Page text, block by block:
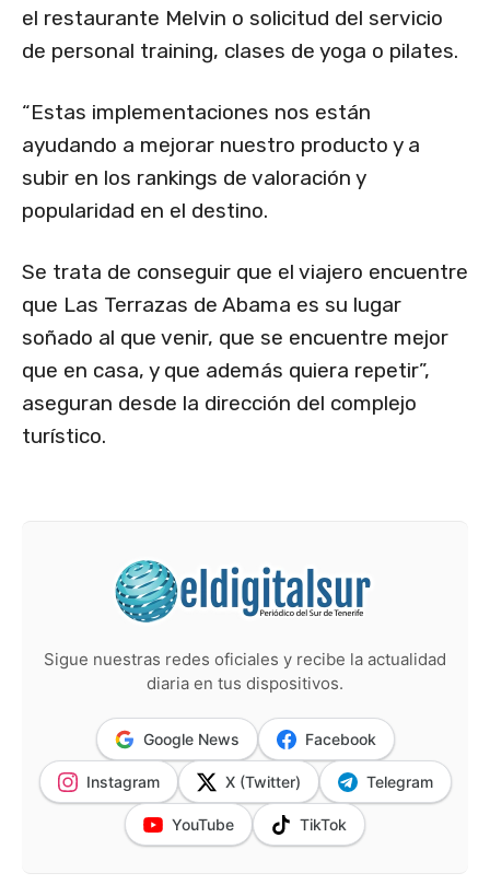
el restaurante Melvin o solicitud del servicio
de personal training, clases de yoga o pilates.
“Estas implementaciones nos están
ayudando a mejorar nuestro producto y a
subir en los rankings de valoración y
popularidad en el destino.
Se trata de conseguir que el viajero encuentre
que Las Terrazas de Abama es su lugar
soñado al que venir, que se encuentre mejor
que en casa, y que además quiera repetir”,
aseguran desde la dirección del complejo
turístico.
Sigue nuestras redes oficiales y recibe la actualidad
diaria en tus dispositivos.
Google News Facebook
Instagram X (Twitter) Telegram
YouTube TikTok